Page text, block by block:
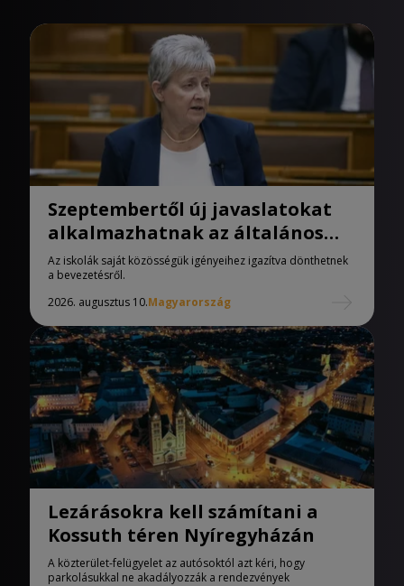
Szeptembertől új javaslatokat
alkalmazhatnak az általános
iskolák
Az iskolák saját közösségük igényeihez igazítva dönthetnek
a bevezetésről.
2026. augusztus 10.Magyarország
Lezárásokra kell számítani a
Kossuth téren Nyíregyházán
A közterület-felügyelet az autósoktól azt kéri, hogy
parkolásukkal ne akadályozzák a rendezvények